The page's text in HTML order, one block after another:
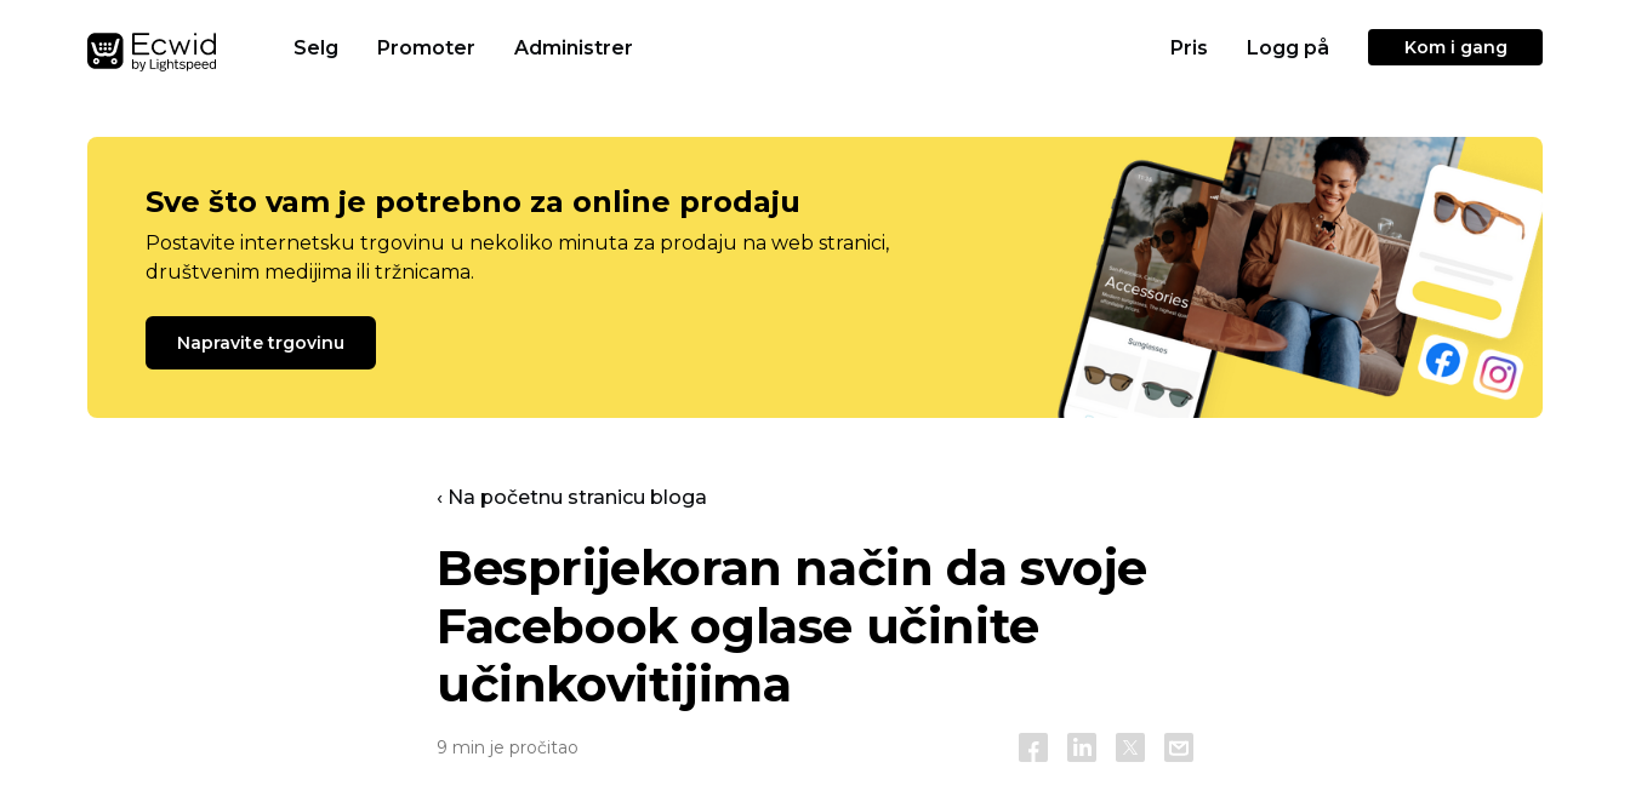
Selg Promoter Administrer Pris Logg på Kom i gang
Sve što vam je potrebno za online prodaju
Postavite internetsku trgovinu u nekoliko minuta za prodaju na web stranici,
društvenim medijima ili tržnicama.
Napravite trgovinu
‹ Na početnu stranicu bloga
Besprijekoran način da svoje
Facebook oglase učinite
učinkovitijima
9 min je pročitao